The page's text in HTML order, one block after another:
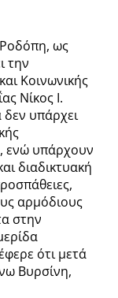
ως
την
Κοινωνικής
Νίκος Ι.
υπάρχει
ενώ υπάρχουν
διαδικτυακή
αρμόδιους
στην
ότι μετά
Βυρσίνη,